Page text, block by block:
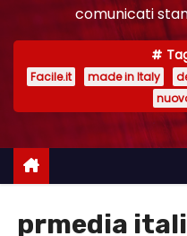
e
comunicati
Facile.it made in Italy
prmedia